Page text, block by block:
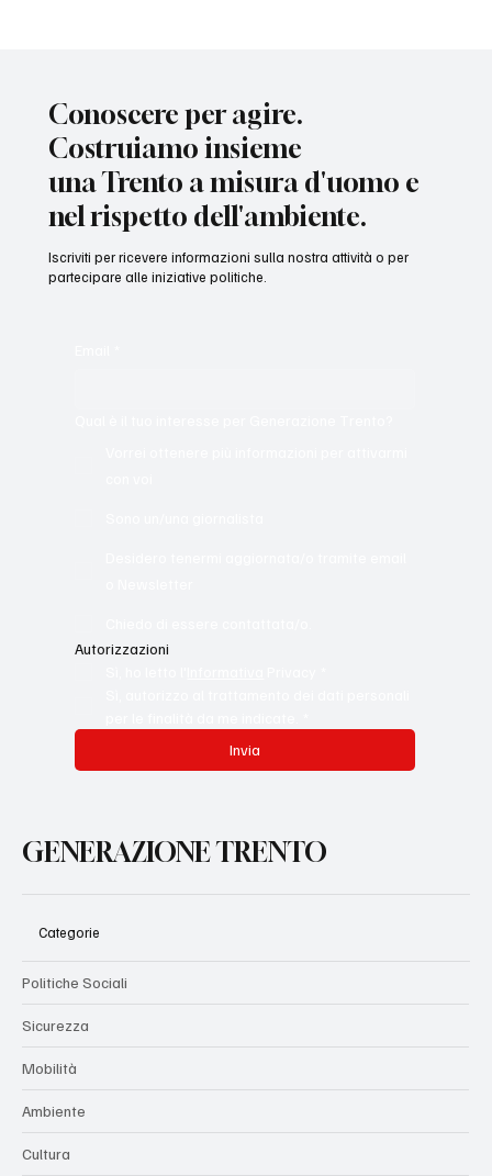
Conoscere per agire.
Costruiamo insieme
una Trento a misura d'uomo e
nel rispetto dell'ambiente.
Autorizzazioni
Invia
Iscriviti per ricevere informazioni sulla nostra attività o per
partecipare alle iniziative politiche.
GENERAZIONE TRENTO
Categorie
Politiche Sociali
Sicurezza
Mobilità
Ambiente
Cultura